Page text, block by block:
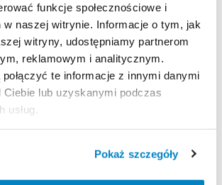
funkcje społecznościowe i
w naszej witrynie. Informacje o tym, jak
witryny, udostępniamy partnerom
reklamowym i analitycznym.
te informacje z innymi danymi
lub uzyskanymi podczas
Pokaż szczegóły
za wypożyczenie tego
SPRZĘTU